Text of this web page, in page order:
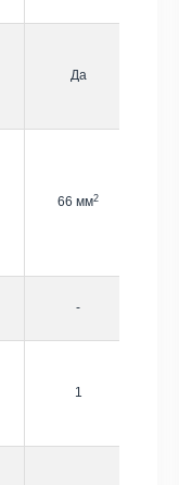
Да
66 мм2
-
1